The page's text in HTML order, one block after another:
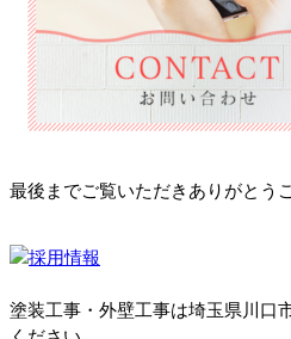
最後までご覧いただきありがとう
塗装工事・外壁工事は埼玉県川口